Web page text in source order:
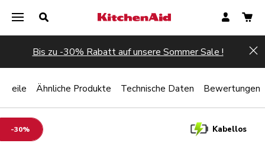
Bis zu -30% Rabatt auf unsere Sommer Sale !
-30% Kabellos
Ähnliche Produkte Technische Daten Bewertungen